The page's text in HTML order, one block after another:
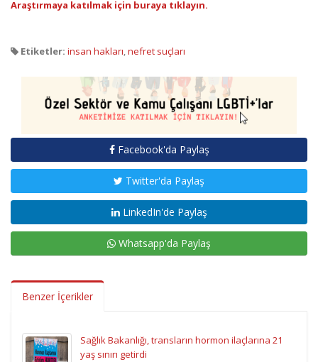
Araştırmaya katılmak için buraya tıklayın.
Etiketler: insan hakları,nefret suçları
Facebook'da Paylaş
Twitter'da Paylaş
LinkedIn'de Paylaş
Whatsapp'da Paylaş
Benzer İçerikler
Sağlık Bakanlığı, transların hormon ilaçlarına 21
yaş sınırı getirdi